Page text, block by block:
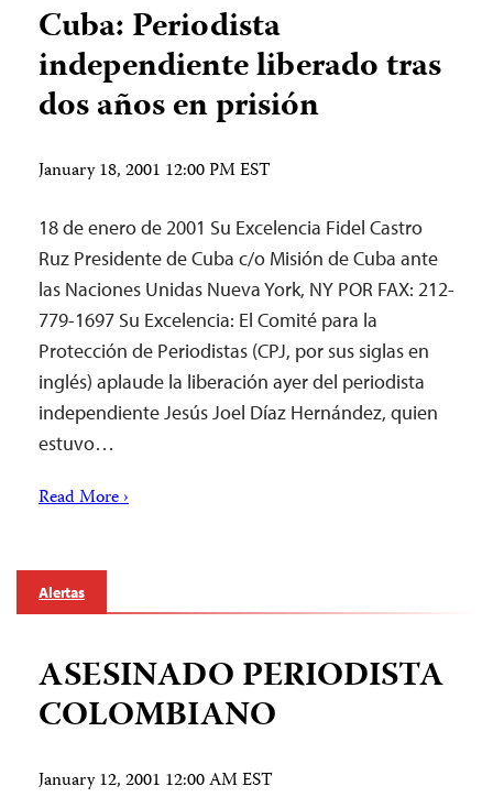
Cuba: Periodista
independiente liberado tras
dos años en prisión
January 18, 2001 12:00 PM EST
18 de enero de 2001 Su Excelencia Fidel Castro
Ruz Presidente de Cuba c/o Misión de Cuba ante
las Naciones Unidas Nueva York, NY POR FAX: 212-
779-1697 Su Excelencia: El Comité para la
Protección de Periodistas (CPJ, por sus siglas en
inglés) aplaude la liberación ayer del periodista
independiente Jesús Joel Díaz Hernández, quien
estuvo…
Read More ›
Alertas
ASESINADO PERIODISTA
COLOMBIANO
January 12, 2001 12:00 AM EST